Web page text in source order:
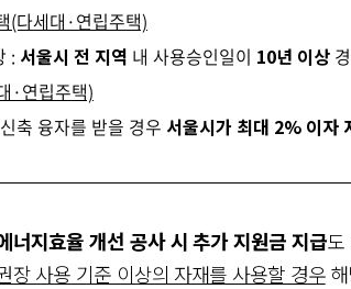
(다세대·연립주택)
: 서울시 전 지역 내 사용승인일이 10년 이상
·연립주택)
축 융자를 받을 경우 서울시가 최대 2% 이자
너지효율 개선 공사 시 추가 지원금 지급도
장 사용 기준 이상의 자재를 사용할 경우